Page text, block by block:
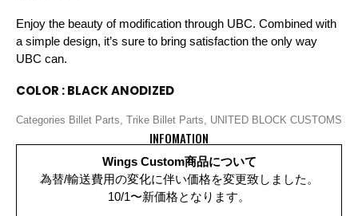
Enjoy the beauty of modification through UBC. Combined with
a simple design, it’s sure to bring satisfaction the only way
UBC can.
COLOR : BLACK ANODIZED
Categories Billet Parts, Trike Billet Parts, UNITED BLOCK CUSTOMS
INFOMATION
Wings Custom商品について
為替/輸送費用の変化に伴い価格を変更致しました。
10/1〜新価格となります。